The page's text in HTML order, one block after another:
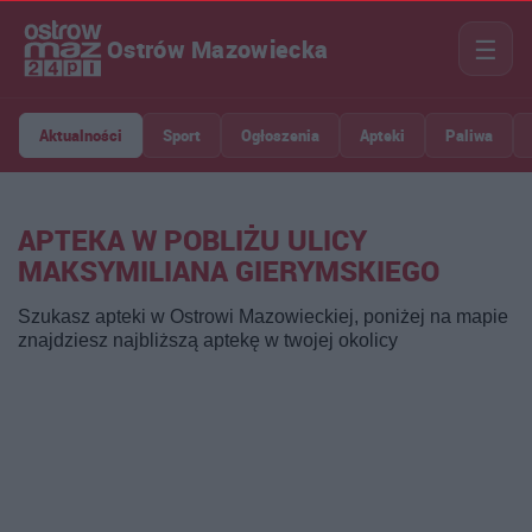
Ostrów Mazowiecka ☰
Aktualności Sport Ogłoszenia Apteki Paliwa
APTEKA W POBLIŻU ULICY
MAKSYMILIANA GIERYMSKIEGO
Szukasz apteki w Ostrowi Mazowieckiej, poniżej na mapie
znajdziesz najbliższą aptekę w twojej okolicy